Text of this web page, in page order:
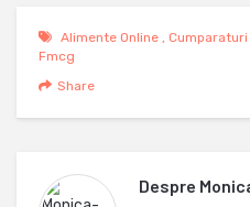
Alimente Online ,
Fmcg
Share
Despre